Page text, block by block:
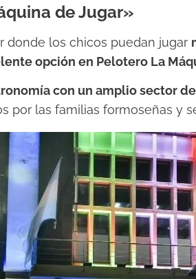
de Jugar»
donde los chicos puedan jugar
opción en Pelotero La
con un amplio sector
por las familias formoseñas y